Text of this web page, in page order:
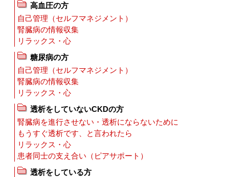
高血圧の方
自己管理（セルフマネジメント）
腎臓病の情報収集
リラックス・心
糖尿病の方
自己管理（セルフマネジメント）
腎臓病の情報収集
リラックス・心
透析をしていないCKDの方
腎臓病を進行させない・透析にならないために
もうすぐ透析です、と言われたら
リラックス・心
患者同士の支え合い（ピアサポート）
透析をしている方